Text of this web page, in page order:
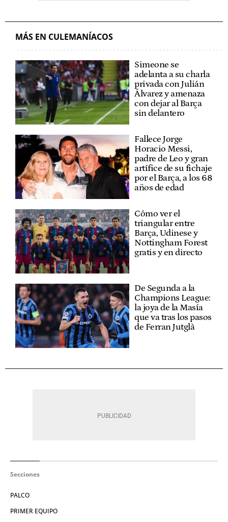
MÁS EN CULEMANÍACOS
Simeone se
adelanta a su charla
privada con Julián
Álvarez y amenaza
con dejar al Barça
sin delantero
Fallece Jorge
Horacio Messi,
padre de Leo y gran
artífice de su fichaje
por el Barça, a los 68
años de edad
Cómo ver el
triangular entre
Barça, Udinese y
Nottingham Forest
gratis y en directo
De Segunda a la
Champions League:
la joya de la Masía
que va tras los pasos
de Ferran Jutglà
Secciones
PALCO
PRIMER EQUIPO